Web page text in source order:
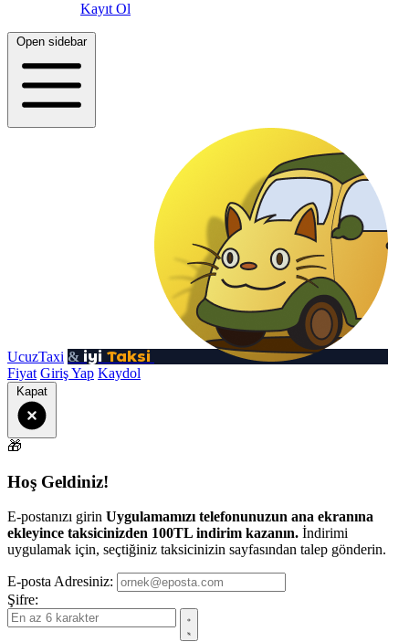
Kayıt Ol
Open sidebar
UcuzTaxi & iyi Taksi
Fiyat Giriş Yap Kaydol
Kapat
🎁
Hoş Geldiniz!
E-postanızı girin Uygulamamızı telefonunuzun ana ekranına
ekleyince taksicinizden 100TL indirim kazanın. İndirimi
uygulamak için, seçtiğiniz taksicinizin sayfasından talep gönderin.
E-posta Adresiniz:
Şifre: